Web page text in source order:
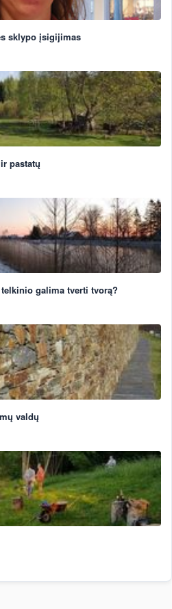
sklypo įsigijimas
pastatų
galima tverti tvorą?
valdų